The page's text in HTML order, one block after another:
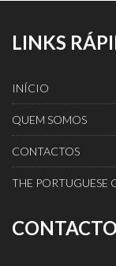
LINKS
INÍCIO
QUEM SOMOS
CONTACTOS
THE PORTUGUESE